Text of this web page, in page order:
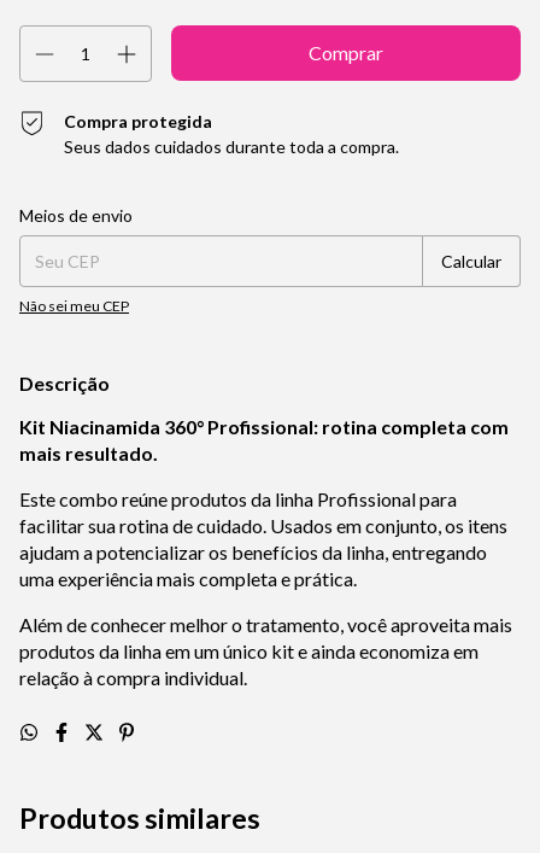
Compra protegida
Seus dados cuidados durante toda a compra.
Entregas para o CEP:
Meios de envio
Calcular
Não sei meu CEP
Descrição
Kit Niacinamida 360° Profissional: rotina completa com
mais resultado.
Este combo reúne produtos da linha Profissional para
facilitar sua rotina de cuidado. Usados em conjunto, os itens
ajudam a potencializar os benefícios da linha, entregando
uma experiência mais completa e prática.
Além de conhecer melhor o tratamento, você aproveita mais
produtos da linha em um único kit e ainda economiza em
relação à compra individual.
Produtos similares